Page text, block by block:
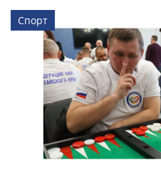
Спорт